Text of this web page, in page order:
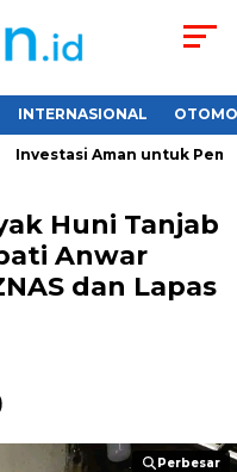
INTERNASIONAL
Aman untuk Pemula
Huni Tanjab
Anwar
dan Lapas
Perbesar
Perbesar